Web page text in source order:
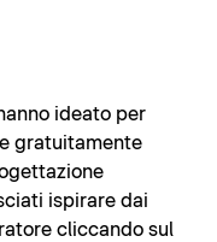
ideato per
gratuitamente
ispirare dai
cliccando sul